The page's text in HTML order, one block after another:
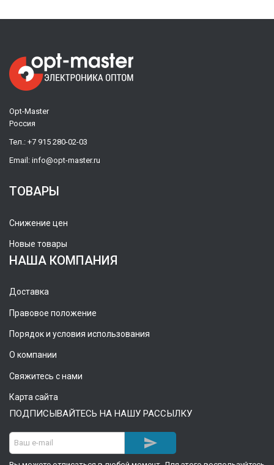
Opt-Master
Россия
Тел.: +7 915 280-02-03
Email: info@opt-master.ru
ТОВАРЫ
Снижение цен
Новые товары
НАША КОМПАНИЯ
Доставка
Правовое положение
Порядок и условия использования
О компании
Свяжитесь с нами
Карта сайта
ПОДПИСЫВАЙТЕСЬ НА НАШУ РАССЫЛКУ
